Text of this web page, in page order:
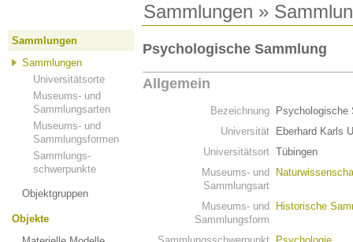
Sammlungen »
Sammlungen
Sammlungen
Universitätsorte
Museums- und
Sammlungsarten
Museums- und
Sammlungsformen
Sammlungs-
schwerpunkte
Objektgruppen
Objekte
Psychologische Sammlung
Allgemein
Bezeichnung
Psychologische
Universität
Eberhard Karls
Universitätsort Tübingen
Museums- und
Sammlungsart
Museums- und
Sammlungsform
Historische